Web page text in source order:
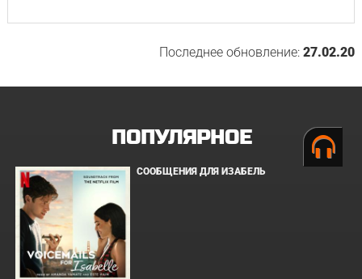
Последнее обновление:27.02.20
ПОПУЛЯРНОЕ
СООБЩЕНИЯ ДЛЯ ИЗАБЕЛЬ